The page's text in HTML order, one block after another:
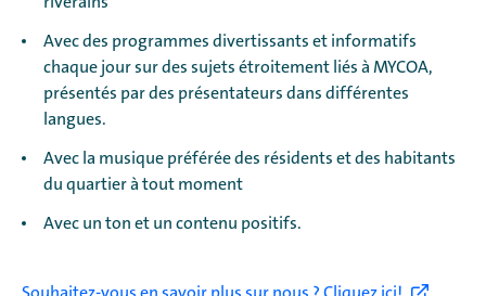
Avec des programmes divertissants et informatifs
chaque jour sur des sujets étroitement liés à MYCOA,
présentés par des présentateurs dans différentes
langues.
Avec la musique préférée des résidents et des habitants
du quartier à tout moment
Avec un ton et un contenu positifs.